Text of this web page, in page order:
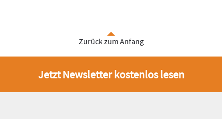
Zurück zum Anfang
Jetzt Newsletter kostenlos lesen